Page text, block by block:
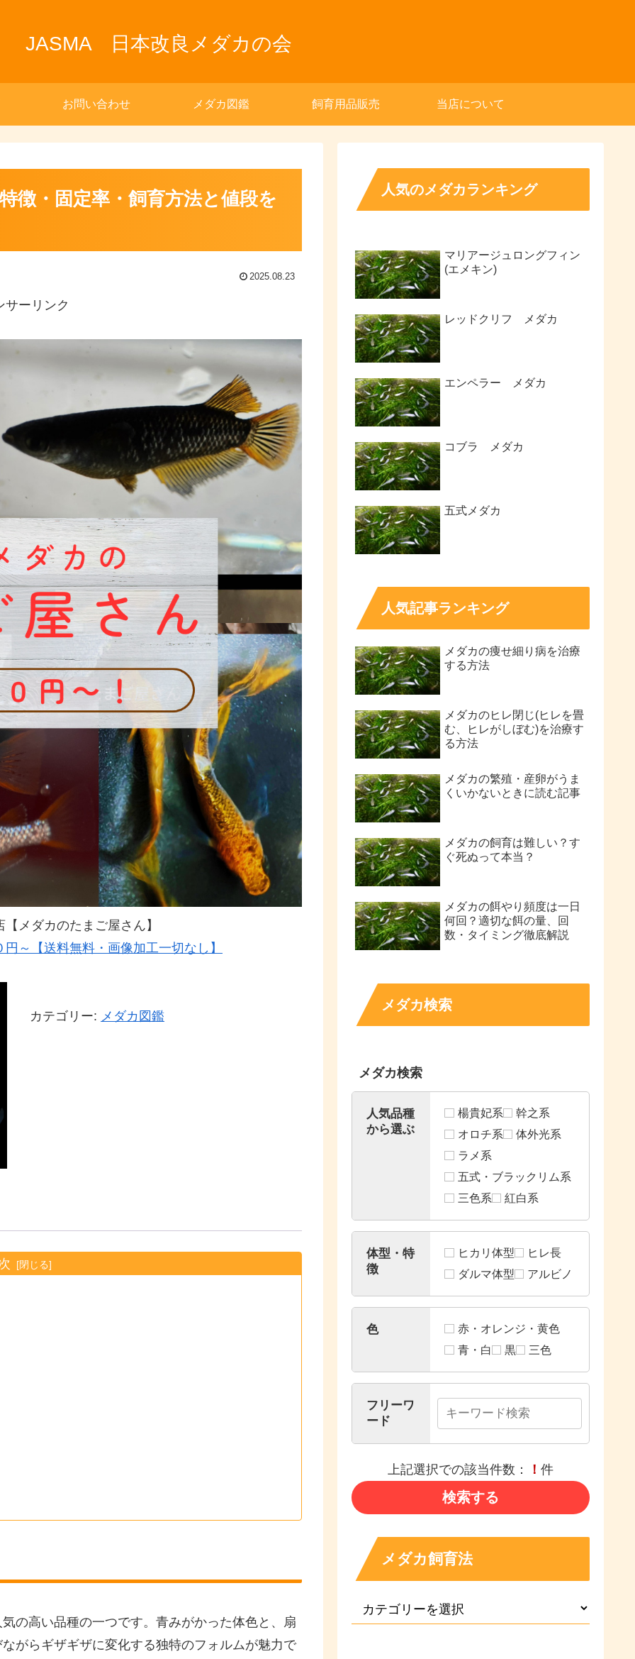
JASMA 日本改良メダカの会
お問い合わせ メダカ図鑑 飼育用品販売 当店について
徴・固定率・飼育方法と値段を
2025.08.23
サーリンク
メダカのたまご屋さん】
～【送料無料・画像加工一切なし】
カテゴリー: メダカ図鑑
の高い品種の一つです。青みがかった体色と、扇
がらギザギザに変化する独特のフォルムが魅力で
人気のメダカランキング
マリアージュロングフィン
(エメキン)
レッドクリフ メダカ
エンペラー メダカ
コブラ メダカ
五式メダカ
人気記事ランキング
メダカの痩せ細り病を治療
する方法
メダカのヒレ閉じ(ヒレを畳
む、ヒレがしぼむ)を治療す
る方法
メダカの繁殖・産卵がうま
くいかないときに読む記事
メダカの飼育は難しい？す
ぐ死ぬって本当？
メダカの餌やり頻度は一日
何回？適切な餌の量、回
数・タイミング徹底解説
メダカ検索
メダカ検索
人気品種
から選ぶ
楊貴妃系
幹之系
オロチ系
体外光系
ラメ系
五式・ブラックリム系
三色系
紅白系
体型・特
徴
ヒカリ体型
ヒレ長
ダルマ体型
アルビノ
色
赤・オレンジ・黄色
青・白
黒 三色
フリーワ
ード
上記選択での該当件数： ！ 件
メダカ飼育法